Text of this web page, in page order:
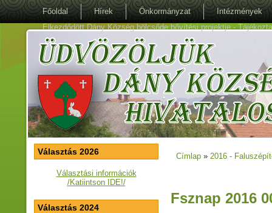
Főoldal Hírek Önkormányzat
Intézmények
Elkezdődött Dány Község bölcsőde bővítési projektje -
Választás 2026
Választási információk
/Katiintson IDE!/
Választás 2024
Jelenlegi hely
Címlap »2016 -
Fsznap 2016